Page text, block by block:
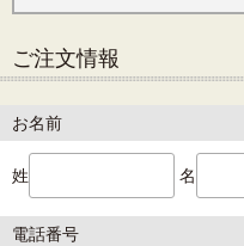
ご注文情報
お名前
姓 名
電話番号